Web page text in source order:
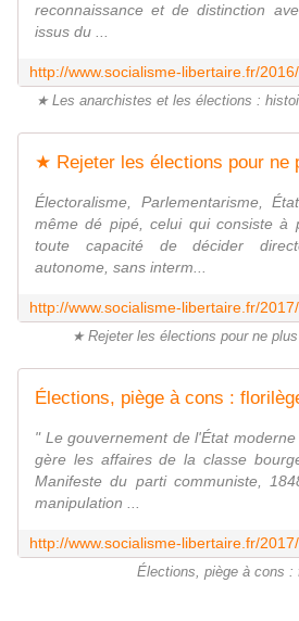
reconnaissance et de distinction
issus du ...
★ Les anarchistes et les élections :
Électoralisme, Parlementarisme,
même dé pipé, celui qui consiste à
toute capacité de décider
autonome, sans interm...
★ Rejeter les élections pour ne
" Le gouvernement de l'État
gère les affaires de la classe
Manifeste du parti communiste,
manipulation ...
Élections, piège à cons :